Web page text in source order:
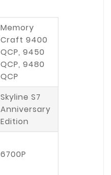
Memory
Craft 9400
QCP, 9450
QCP, 9480
QCP
Skyline S7
Anniversary
Edition
6700P